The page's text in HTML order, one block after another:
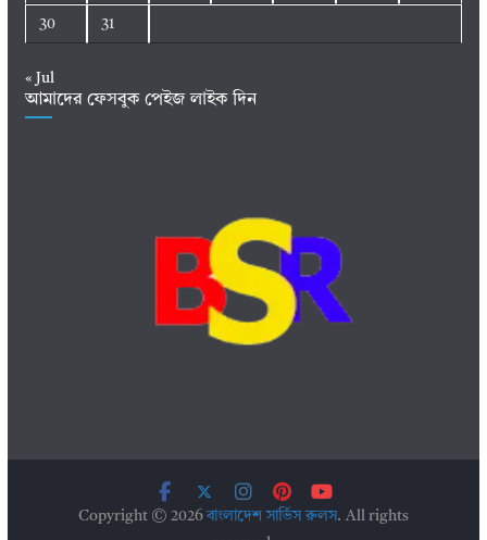
30 31
« Jul
আমাদের ফেসবুক পেইজ লাইক দিন
Copyright © 2026বাংলাদেশ সার্ভিস রুলস. All rights